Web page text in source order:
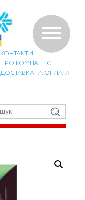
КОНТАКТИ
ПРО КОМПАНІЮ
ДОСТАВКА ТА ОПЛАТА